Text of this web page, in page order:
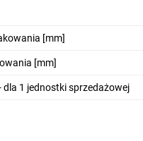
[mm]
[mm]
dla 1 jednostki sprzedażowej